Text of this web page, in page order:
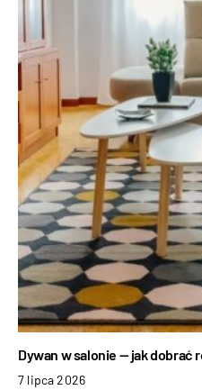
Dywan w salonie — jak dobrać
7 lipca 2026